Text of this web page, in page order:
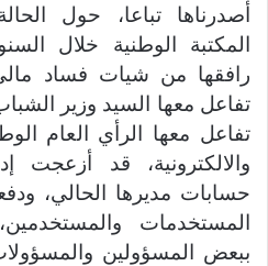
أصدرناها تباعا، حول
المكتبة الوطنية خلال
رافقها من شيات فساد
تفاعل معها السيد وزير
تفاعل معها الرأي العام
والالكترونية، قد أزعجت
حسابات مديرها الحالي،
المستخدمات
ببعض المسؤولين